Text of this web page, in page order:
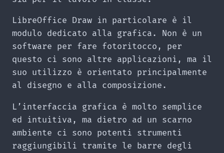
LibreOffice Draw in particolare è il
modulo dedicato alla grafica. Non è un
software per fare fotoritocco, per
questo ci sono altre applicazioni, ma il
suo utilizzo è orientato principalmente
al disegno e alla composizione.
L’interfaccia grafica è molto semplice
ed intuitiva, ma dietro ad un scarno
ambiente ci sono potenti strumenti
raggiungibili tramite le barre degli